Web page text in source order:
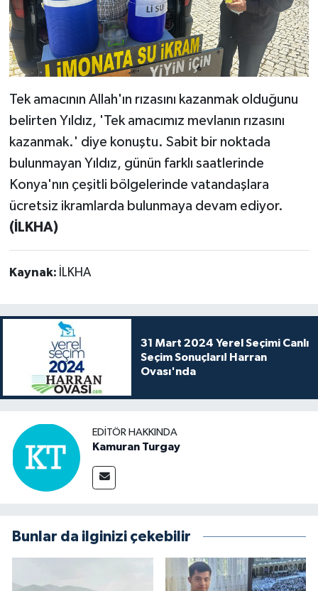
Tek amacının Allah'ın rızasını kazanmak olduğunu
belirten Yıldız, 'Tek amacımız mevlanın rızasını
kazanmak.' diye konuştu. Sabit bir noktada
bulunmayan Yıldız, günün farklı saatlerinde
Konya'nın çeşitli bölgelerinde vatandaşlara
ücretsiz ikramlarda bulunmaya devam ediyor.
(İLKHA)
Kaynak: İLKHA
31 Mart 2024 Yerel Seçimi Canlı
Seçim Sonuçları! Harran
Ovası'nda
EDITÖR HAKKINDA
Kamuran Turgay
Bunlar da ilginizi çekebilir